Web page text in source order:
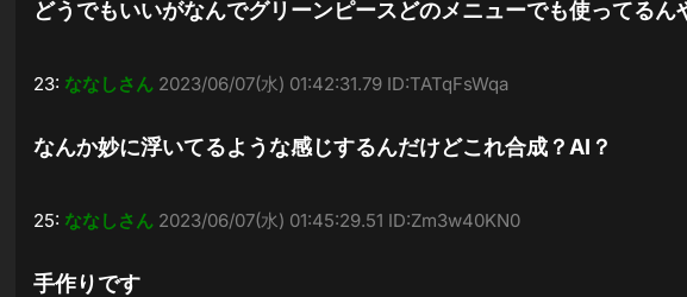
どうでもいいがなんでグリーンピースどのメニューでも使ってるん
23: ななしさん 2023/06/07(水) 01:42:31.79 ID:TATqFsWqa
なんか妙に浮いてるような感じするんだけどこれ合成？AI？
25: ななしさん 2023/06/07(水) 01:45:29.51 ID:Zm3w40KN0
手作りです